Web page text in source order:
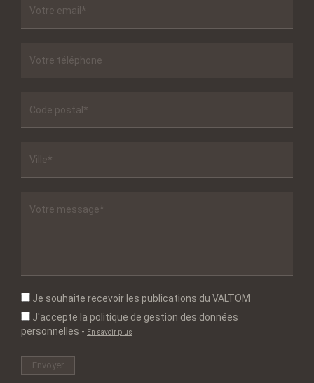
Je souhaite recevoir les publications du VALTOM
J'accepte la politique de gestion des données
personnelles - En savoir plus